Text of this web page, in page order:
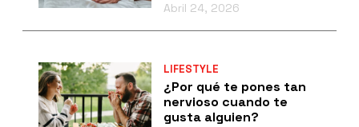
Abril 24, 2026
LIFESTYLE
¿Por qué te pones tan
nervioso cuando te
gusta alguien?